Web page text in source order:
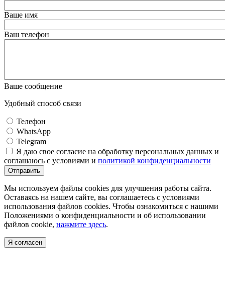
Ваше имя
Ваш телефон
Ваше сообщение
Удобный способ связи
Телефон
WhatsApp
Telegram
Я даю свое согласие на обработку персональных данных и
соглашаюсь с условиями и политикой конфиденциальности
Отправить
Мы используем файлы cookies для улучшения работы сайта.
Оставаясь на нашем сайте, вы соглашаетесь с условиями
использования файлов cookies. Чтобы ознакомиться с нашими
Положениями о конфиденциальности и об использовании
файлов cookie, нажмите здесь.
Я согласен